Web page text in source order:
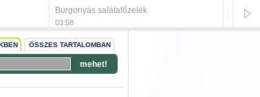
Burgonyás salátafőzelék
03:58
ÖSSZES TARTALOMBAN
mehet!